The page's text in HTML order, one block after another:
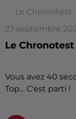
Le Chronotest
27 septembre
Le
Vous avez 40
Top… C'est parti !